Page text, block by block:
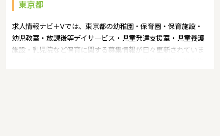
東京都
求人情報ナビ＋Vでは、東京都の幼稚園・保育園・保育施設・
幼児教室・放課後等デイサービス・児童発達支援室・児童養護
施設・乳児院など保育に関する募集情報が日々更新されていま